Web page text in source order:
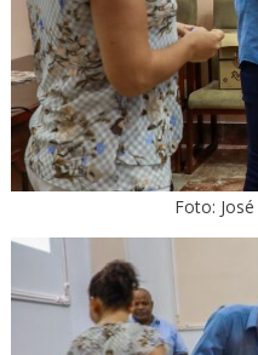
Foto: